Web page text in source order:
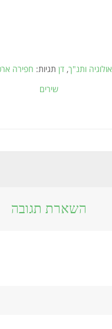
ותנ"ך, דן תגיות: חפירה
שירים
השארת תגובה